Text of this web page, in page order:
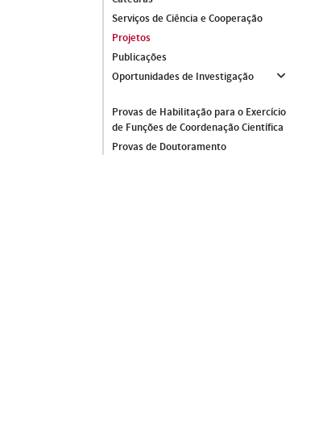
Serviços de Ciência e Cooperação
Projetos
Publicações
Oportunidades de Investigação
Provas de Habilitação para o Exercício
de Funções de Coordenação Científica
Provas de Doutoramento